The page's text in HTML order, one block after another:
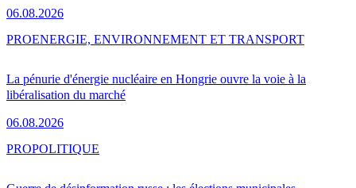
06.08.2026
La pénurie d'énergie nucléaire en Hongrie ouvre la voie à la
libéralisation du marché
06.08.2026
PROENERGIE, ENVIRONNEMENT ET TRANSPORT
PROPOLITIQUE